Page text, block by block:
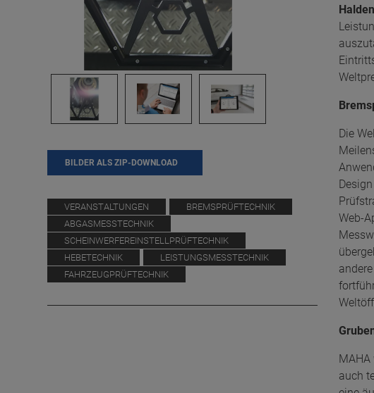
BILDER ALS ZIP-DOWNLOAD
VERANSTALTUNGEN
BREMSPRÜFTECHNIK
ABGASMESSTECHNIK
SCHEINWERFEREINSTELLPRÜFTECHNIK
HEBETECHNIK
LEISTUNGSMESSTECHNIK
FAHRZEUGPRÜFTECHNIK
Die
Web-
MAHA
auch